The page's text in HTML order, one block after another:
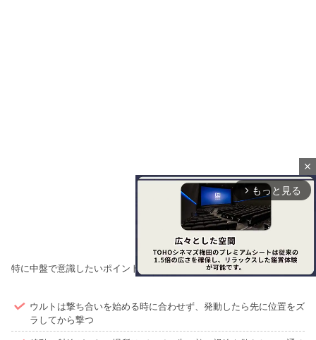
特に中盤で意識したいポイントは下記の通りです。
ウルトは撃ち合いを始める時に合わせず、発動したら先に位置をズ
ラしてから撃つ
close
arrow_forward_ios もっと見る
u